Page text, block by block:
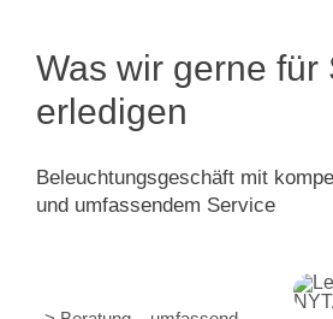
Was wir gerne für
erledigen
Beleuchtungsgeschäft mit
und umfassendem Service